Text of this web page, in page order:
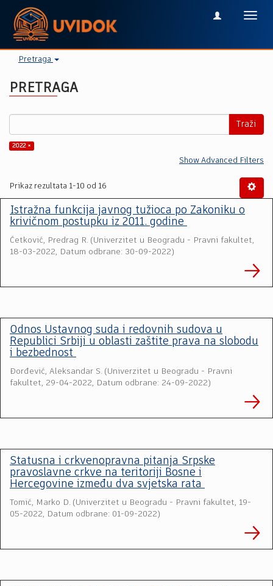
Pretraga
PRETRAGA
Traži
2022 ×
Show Advanced Filters
Prikaz rezultata 1-10 od 16
Istražna funkcija javnog tužioca po Zakoniku o
krivičnom postupku iz 2011. godine
Ćetković, Predrag R. (Univerzitet u Beogradu - Pravni fakultet,
18-03-2022, Datum odbrane: 30-09-2022)
Odnos Ustavnog suda i redovnih sudova u
Republici Srbiji u oblasti zaštite prava na slobodu
i bezbednost
Đorđević, Aleksandar S. (Univerzitet u Beogradu - Pravni
fakultet, 29-04-2022, Datum odbrane: 24-09-2022)
Statusna i crkvenopravna pitanja Srpske
pravoslavne crkve na teritoriji Bosne i
Hercegovine između dva svjetska rata
Tomić, Marko D. (Univerzitet u Beogradu - Pravni fakultet, 19-
05-2022, Datum odbrane: 01-09-2022)